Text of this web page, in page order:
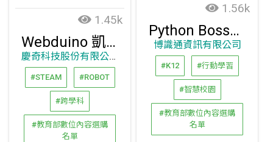
1.56k
Python Boss動畫式教學影片及題庫
博識通資訊有限公司
#K12 #行動學習
#智慧校園
#教育部數位內容選購
名單
1.45k
Webduino 凱比物聯網教室
慶奇科技股份有限公司
#STEAM #ROBOT
#跨學科
#教育部數位內容選購
名單